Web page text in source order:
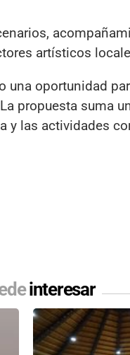
artísticos
una oportunidad
propuesta suma
y las actividades
interesar